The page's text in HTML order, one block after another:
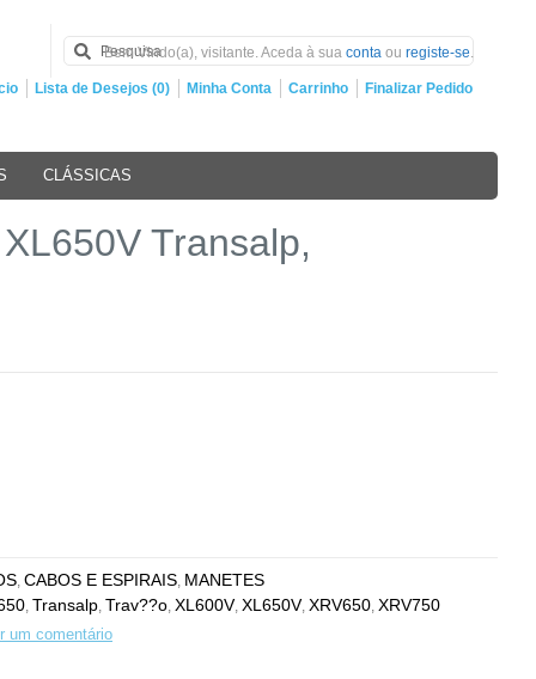
Bem Vindo(a), visitante. Aceda à sua conta ou registe-se.
Lista de Desejos (0) Minha Conta Carrinho Finalizar Pedido
CLÁSSICAS
Transalp,
CABOS E ESPIRAIS MANETES
Transalp Trav??o XL600V, XL650V, XRV650 XRV750
um comentário